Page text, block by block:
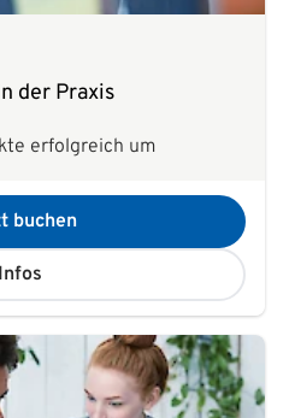
der Praxis
erfolgreich um
buchen
Infos